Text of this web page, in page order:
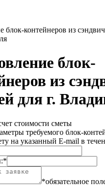
блок-контейнеров из
блок-
из
для г.
стоимости сметы
требуемого блок-
на указанный E-mail в
*
*обязательное